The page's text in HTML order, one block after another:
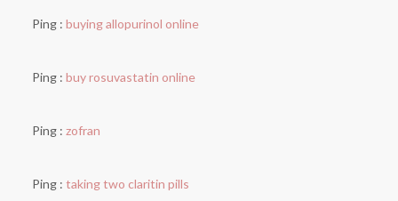
Ping : buying allopurinol online
Ping : buy rosuvastatin online
Ping : zofran
Ping : taking two claritin pills